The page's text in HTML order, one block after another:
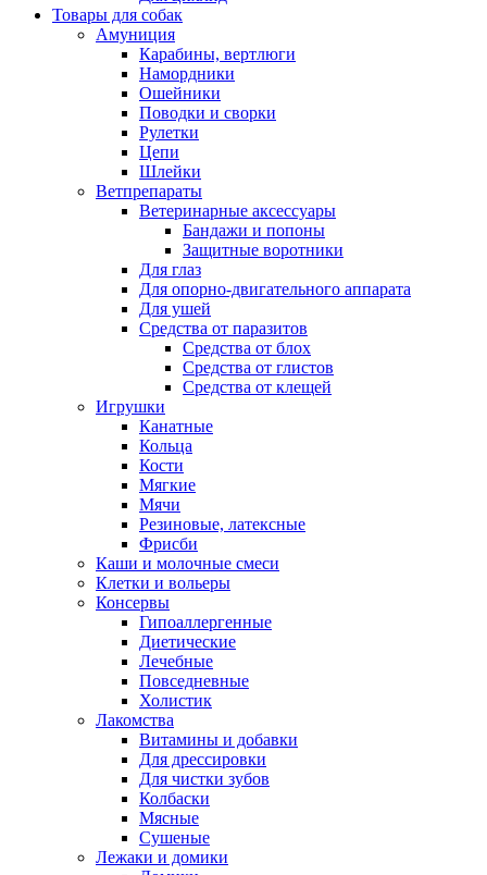
Товары для собак
Амуниция
Карабины, вертлюги
Намордники
Ошейники
Поводки и сворки
Рулетки
Цепи
Шлейки
Ветпрепараты
Ветеринарные аксессуары
Бандажи и попоны
Защитные воротники
Для глаз
Для опорно-двигательного аппарата
Для ушей
Средства от паразитов
Средства от блох
Средства от глистов
Средства от клещей
Игрушки
Канатные
Кольца
Кости
Мягкие
Мячи
Резиновые, латексные
Фрисби
Каши и молочные смеси
Клетки и вольеры
Консервы
Гипоаллергенные
Диетические
Лечебные
Повседневные
Холистик
Лакомства
Витамины и добавки
Для дрессировки
Для чистки зубов
Колбаски
Мясные
Сушеные
Лежаки и домики